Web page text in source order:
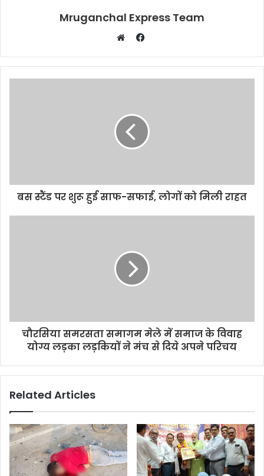
Mruganchal Express Team
Facebook
बस स्टैंड पर शुरू हुई साफ-सफाई, लोगों को मिली राहत
चौरसिया समरसता समागम मेले में समाज के विवाह
योग्य लड़का लड़कियों ने मंच से दिये अपने परिचय
Related Articles